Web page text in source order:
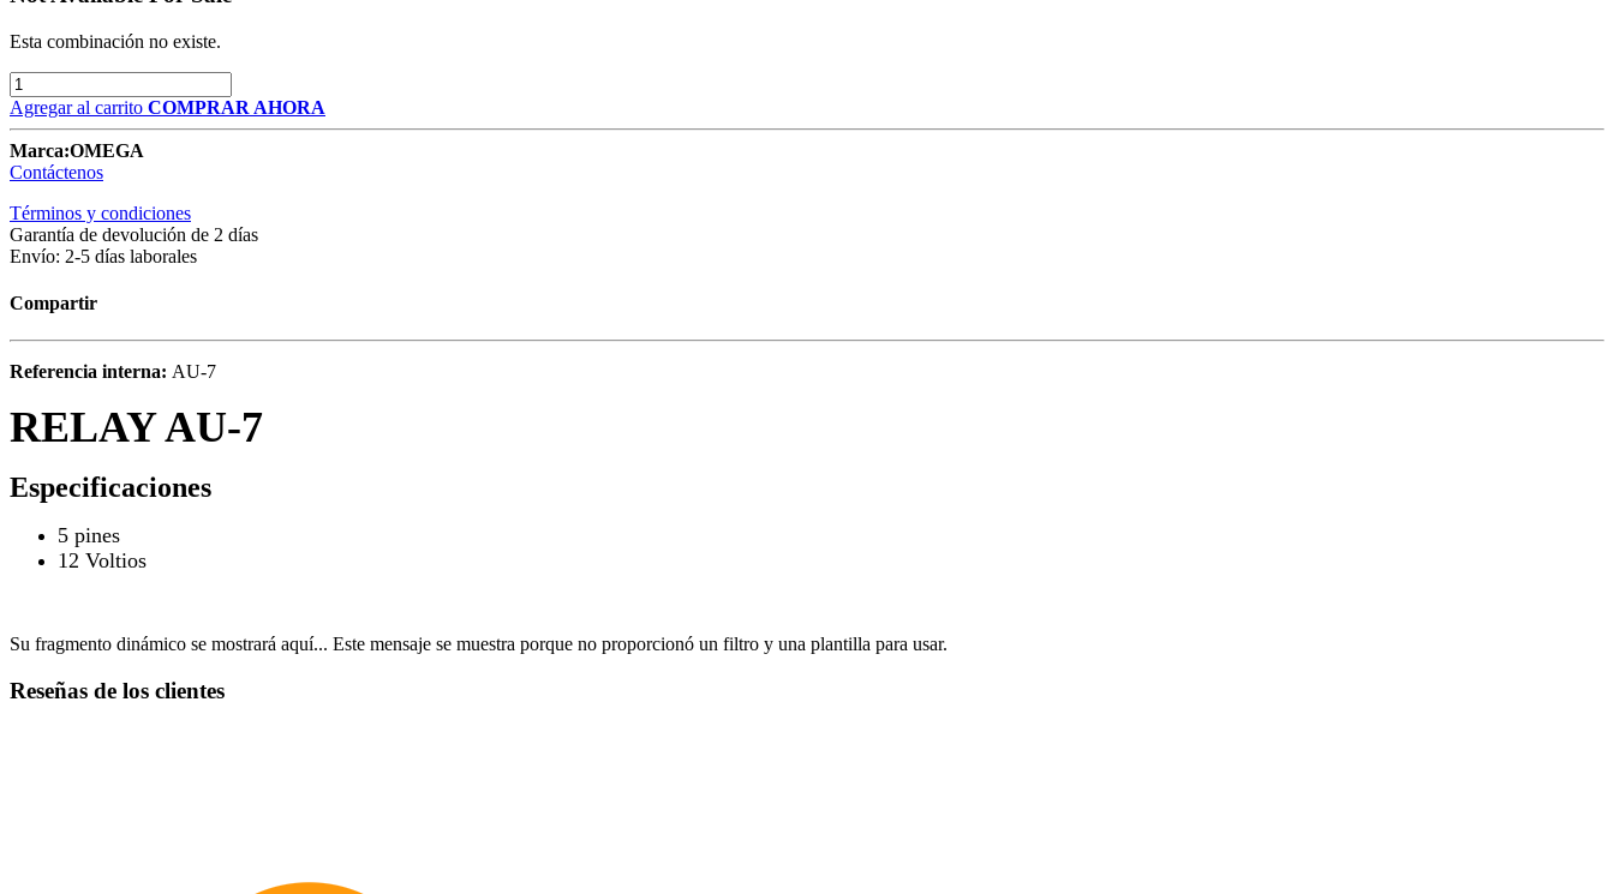
Esta combinación no existe.
Agregar al carrito COMPRAR AHORA
Marca:OMEGA
Contáctenos
Términos y condiciones
Garantía de devolución de 2 días
Envío: 2-5 días laborales
Compartir
Referencia interna: AU-7
RELAY AU-7
Especificaciones
5 pines
12 Voltios
Su fragmento dinámico se mostrará aquí... Este mensaje se muestra porque no proporcionó un filtro y una plantilla para usar.
Reseñas de los clientes